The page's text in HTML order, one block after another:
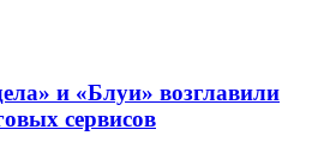
и «Блуи» возглавили
сервисов